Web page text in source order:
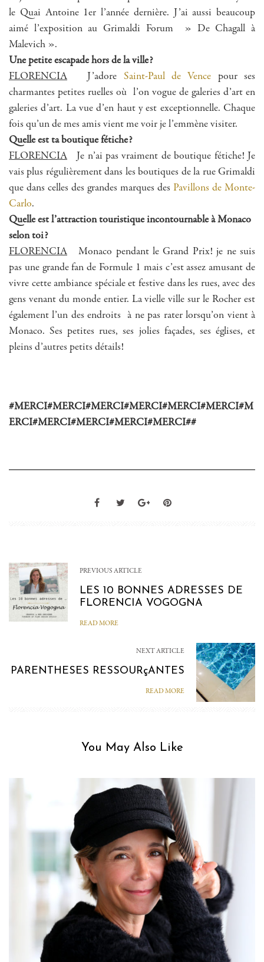
le Quai Antoine 1er l’année dernière. J’ai aussi beaucoup
aimé l’exposition au Grimaldi Forum » De Chagall à
Malevich ».
Une petite escapade hors de la ville?
FLORENCIA J’adore Saint-Paul de Vence pour ses
charmantes petites ruelles où l’on vogue de galeries d’art en
galeries d’art. La vue d’en haut y est exceptionnelle. Chaque
fois qu’un de mes amis vient me voir je l’emmène visiter.
Quelle est ta boutique fétiche?
FLORENCIA Je n’ai pas vraiment de boutique fétiche! Je
vais plus régulièrement dans les boutiques de la rue Grimaldi
que dans celles des grandes marques des Pavillons de Monte-
Carlo.
Quelle est l’attraction touristique incontournable à Monaco
selon toi?
FLORENCIA Monaco pendant le Grand Prix! je ne suis
pas une grande fan de Formule 1 mais c’est assez amusant de
vivre cette ambiance spéciale et festive dans les rues, avec des
gens venant du monde entier. La vielle ville sur le Rocher est
également l’un des endroits à ne pas rater lorsqu’on vient à
Monaco. Ses petites rues, ses jolies façades, ses églises, et
pleins d’autres petits détails!
#MERCI#MERCI#MERCI#MERCI#MERCI#MERCI#M
ERCI#MERCI#MERCI#MERCI#MERCI##
PREVIOUS ARTICLE
LES 10 BONNES ADRESSES DE
FLORENCIA VOGOGNA
READ MORE
NEXT ARTICLE
PARENTHESES RESSOURçANTES
READ MORE
You May Also Like